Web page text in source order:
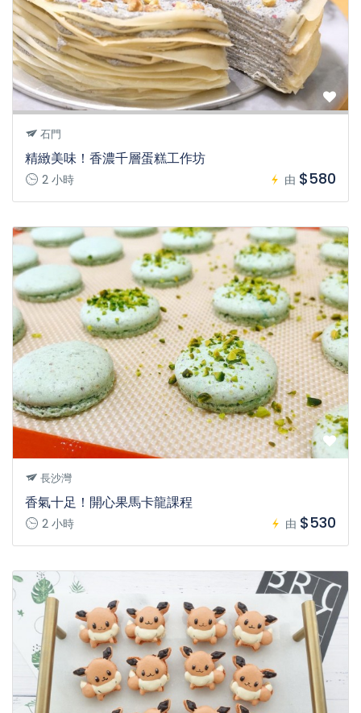
石門
精緻美味！香濃千層蛋糕工作坊
2 小時 由 $580
長沙灣
香氣十足！開心果馬卡龍課程
2 小時 由 $530